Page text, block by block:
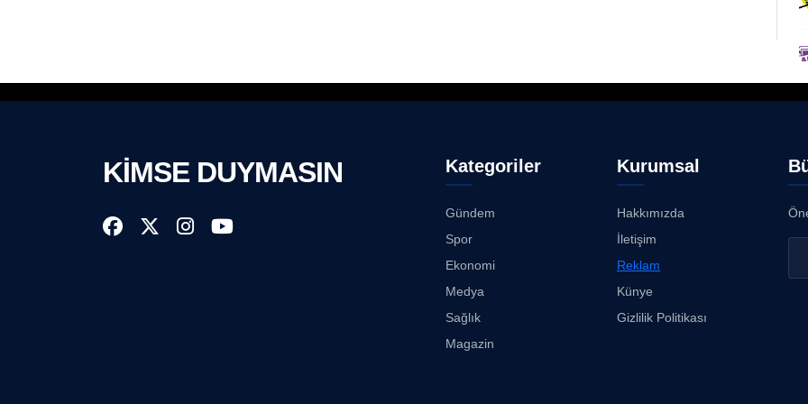
KİMSE DUYMASIN Kategoriler
Gündem
Spor
Ekonomi
Medya
Sağlık
Magazin
Kurumsal
Hakkımızda
İletişim
Reklam
Künye
Gizlilik Politikası